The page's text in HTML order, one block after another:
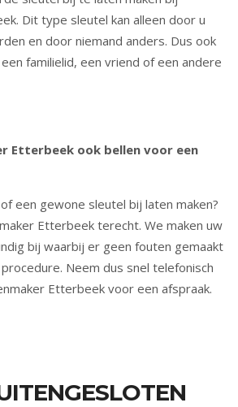
Dit type sleutel kan alleen door u
en door niemand anders. Dus ook
familielid, een vriend of een andere
Etterbeek ook bellen voor een
een gewone sleutel bij laten maken?
Etterbeek terecht. We maken uw
bij waarbij er geen fouten gemaakt
Neem dus snel telefonisch
Etterbeek voor een afspraak.